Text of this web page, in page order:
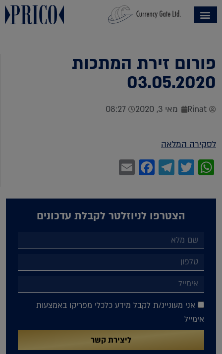
פורום זירת המתכות
03.05.2020
Rinat מאי 3, 2020 08:27
לסקירה המלאה
WhatsApp
Twitter
Telegram
Facebook
הצטרפו לניוזלטר לקבלת עדכונים
אני מעוניינ/ת לקבל מידע כלכלי מפריקו באמצעות
אימייל
ליצירת קשר